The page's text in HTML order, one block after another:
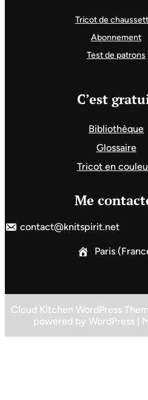
Tricot de
Abonnement
Test de patrons
C’est
Bibliothèque
Glossaire
Tricot en
Me
contact@knitspirit.net
Paris
Cloud Kitchen WordPress
powered by WordPress|